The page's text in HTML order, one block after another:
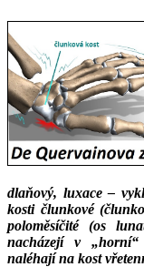
dlaňový, luxace –
kosti člunkové
poloměsíčité (os
nacházejí v
naléhají na kost